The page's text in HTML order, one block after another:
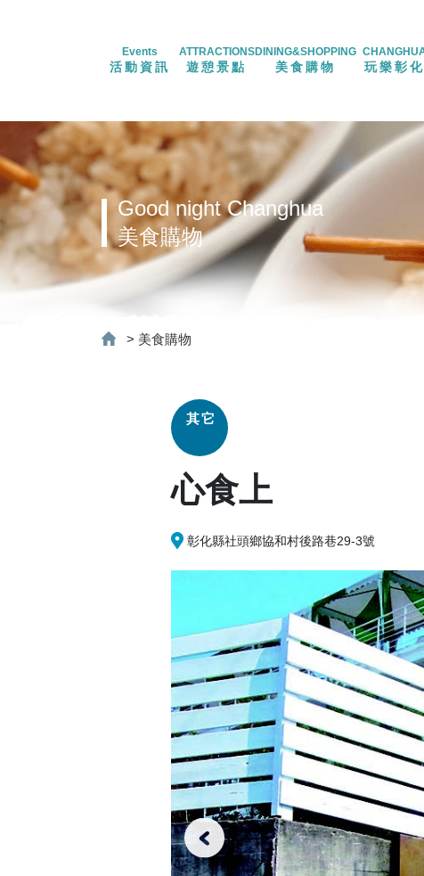
Events
活動資訊
ATTRACTIONS
遊憩景點
DINING&SHOPPING
美食購物 玩樂彰化
Good night Changhua
美食購物
> 美食購物
其它
心食上
彰化縣社頭鄉協和村後路巷29-3號